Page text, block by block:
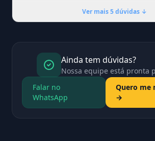
Ver mais 5 dúvidas ↓
Ainda tem dúvidas?
Nossa equipe está pronta
Falar no
WhatsApp
Quero me
→